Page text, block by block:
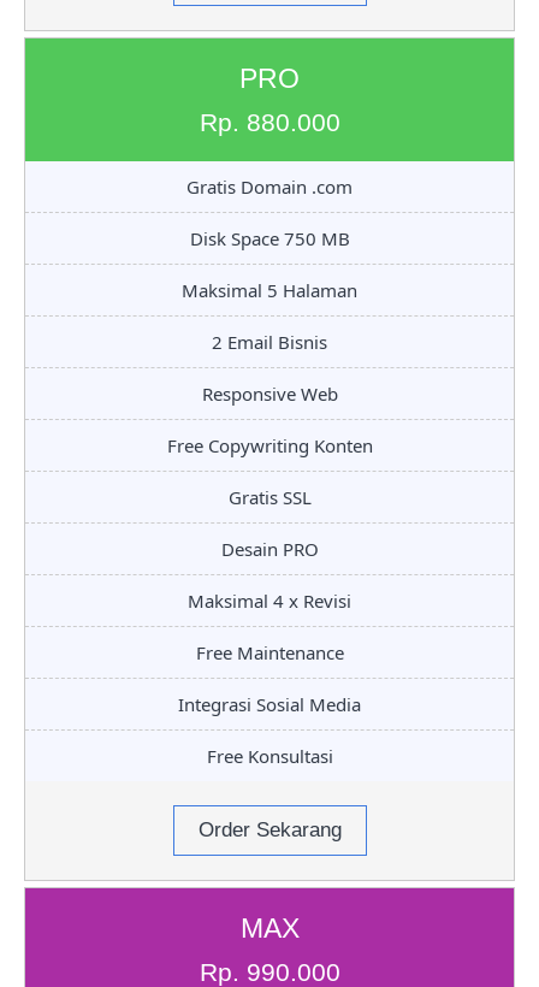
PRO
Rp. 880.000
Gratis Domain .com
Disk Space 750 MB
Maksimal 5 Halaman
2 Email Bisnis
Responsive Web
Free Copywriting Konten
Gratis SSL
Desain PRO
Maksimal 4 x Revisi
Free Maintenance
Integrasi Sosial Media
Free Konsultasi
Order Sekarang
MAX
Rp. 990.000